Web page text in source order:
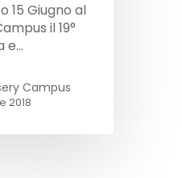
15 Giugno al
il 19°
e…
Campus
2018